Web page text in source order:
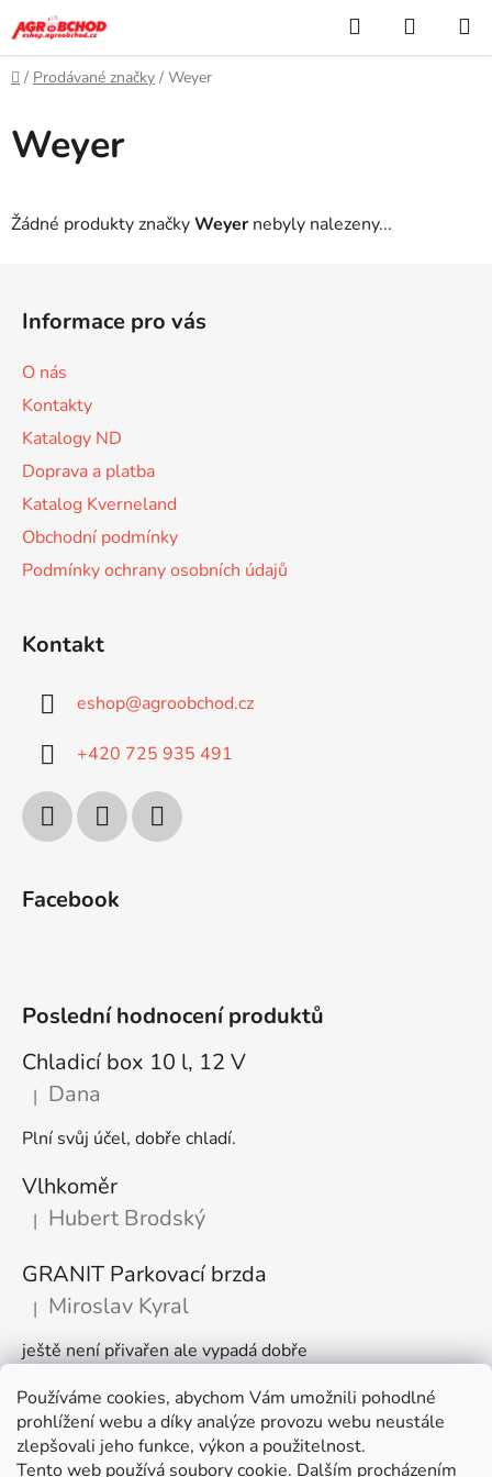
Používáme cookies, abychom Vám umožnili pohodlné
prohlížení webu a díky analýze provozu webu neustále
zlepšovali jeho funkce, výkon a použitelnost.
Tento web používá soubory cookie. Dalším procházením
na
obsah
Hledat
KOŠÍK
Domů
/ Prodávané značky / Weyer
Weyer
Žádné produkty značkyWeyer nebyly nalezeny...
Informace pro vás
O nás
Kontakty
Katalogy ND
Doprava a platba
Katalog Kverneland
Obchodní podmínky
Podmínky ochrany osobních údajů
Kontakt
eshop@agroobchod.cz
+420 725 935 491
Facebook
Poslední hodnocení produktů
Chladicí box 10 l, 12 V
Hodnocení produktu je 5 z 5 hvězdiček.
| Dana
Plní svůj účel, dobře chladí.
Vlhkoměr
Hodnocení produktu je 5 z 5 hvězdiček.
| Hubert Brodský
GRANIT Parkovací brzda
Hodnocení produktu je 5 z 5 hvězdiček.
| Miroslav Kyral
ještě není přivařen ale vypadá dobře
Články
🌾 Prodlužujeme otevírací dobu na sezónu